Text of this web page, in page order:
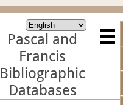
Pascal and
Francis
Bibliographic
Databases